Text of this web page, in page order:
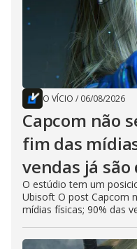
O VÍCIO / 06/08/2026
Capcom não
fim das
vendas já
O estúdio tem um
Ubisoft O post Capcom
mídias físicas; 90% das